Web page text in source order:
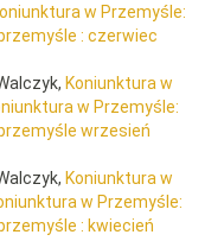
w Przemyśle:
: czerwiec
Koniunktura w
w Przemyśle:
wrzesień
Koniunktura w
w Przemyśle:
: kwiecień